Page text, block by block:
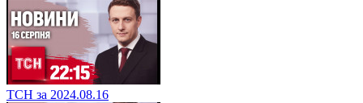
ТСН за 2024.08.16